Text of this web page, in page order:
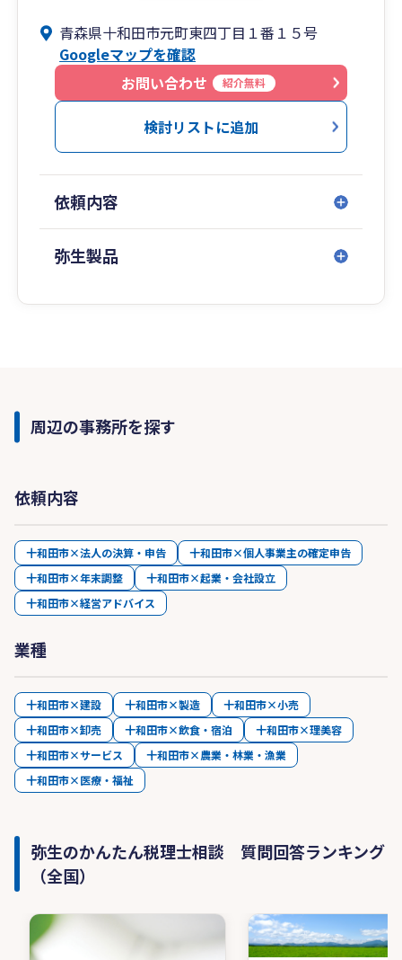
青森県十和田市元町東四丁目１番１５号
Googleマップを確認
お問い合わせ
紹介無料
検討リストに追加
依頼内容
弥生製品
周辺の事務所を探す
依頼内容
十和田市×法人の決算・申告
十和田市×個人事業主の確定申告
十和田市×年末調整
十和田市×起業・会社設立
十和田市×経営アドバイス
業種
十和田市×建設 十和田市×製造
十和田市×小売
十和田市×卸売
十和田市×飲食・宿泊
十和田市×理美容
十和田市×サービス
十和田市×農業・林業・漁業
十和田市×医療・福祉
弥生のかんたん税理士相談 質問回答ランキング
（全国）